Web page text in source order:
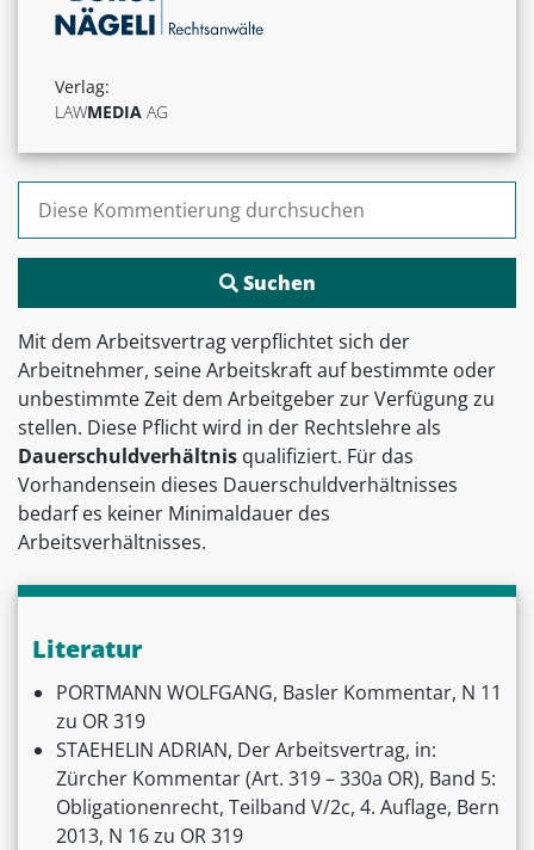
Verlag:
LAWMEDIA AG
Suchen nach:
Mit dem Arbeitsvertrag verpflichtet sich der
Arbeitnehmer, seine Arbeitskraft auf bestimmte oder
unbestimmte Zeit dem Arbeitgeber zur Verfügung zu
stellen. Diese Pflicht wird in der Rechtslehre als
Dauerschuldverhältnis qualifiziert. Für das
Vorhandensein dieses Dauerschuldverhältnisses
bedarf es keiner Minimaldauer des
Arbeitsverhältnisses.
Literatur
PORTMANN WOLFGANG, Basler Kommentar, N 11
zu OR 319
STAEHELIN ADRIAN, Der Arbeitsvertrag, in:
Zürcher Kommentar (Art. 319 – 330a OR), Band 5:
Obligationenrecht, Teilband V/2c, 4. Auflage, Bern
2013, N 16 zu OR 319